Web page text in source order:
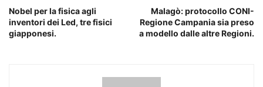
Nobel per la fisica agli
inventori dei Led, tre fisici
giapponesi.
Malagò: protocollo CONI-
Regione Campania sia preso
a modello dalle altre Regioni.